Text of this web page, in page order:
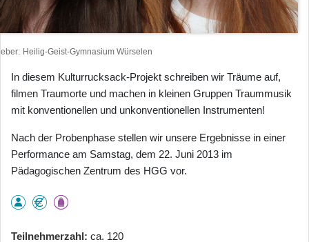
Heilig-Geist-Gymnasium Würselen
In diesem Kulturrucksack-Projekt schreiben wir Träume auf,
filmen Traumorte und machen in kleinen Gruppen Traummusik
mit konventionellen und unkonventionellen Instrumenten!
Nach der Probenphase stellen wir unsere Ergebnisse in einer
Performance am Samstag, dem 22. Juni 2013 im
Pädagogischen Zentrum des HGG vor.
Teilnehmerzahl ca. 120